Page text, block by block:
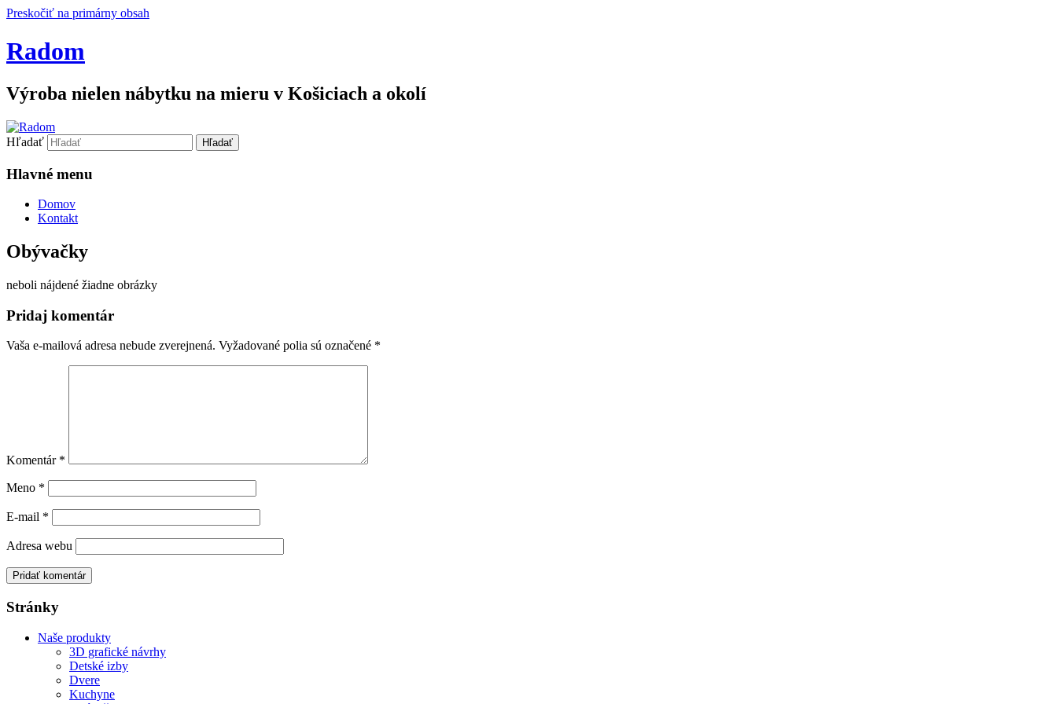
Preskočiť na primárny obsah
Radom
Výroba nielen nábytku na mieru v Košiciach a okolí
Hľadať
Hlavné menu
Domov
Kontakt
Obývačky
neboli nájdené žiadne obrázky
Pridaj komentár
Vaša e-mailová adresa nebude zverejnená. Vyžadované polia sú označené *
Komentár *
Meno *
E-mail *
Adresa webu
Stránky
Naše produkty
3D grafické návrhy
Detské izby
Dvere
Kuchyne